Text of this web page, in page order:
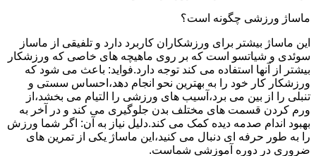
ماساژ ورزشی چگونه است؟
این ماساژ بیشتر برای ورزشکاران کاربرد دارد و تلفیقی از ماساز
سوئدی و شیاتسو است که بر روی ماهیچه های خاصی که ورزشکار
بیشتر از آنها استفاده می کند توجه دارد.فواید: باعث می شود که
ورزشکار کار خود را به بهترین نحو انجام دهد،احساس سستی و
تنبلی را از بین می برد،آسیب های ورزشی را التیام می بخشد،از
ورم کردن قسمت های مختلف بدن جلوگیری می کند و در آخر به
بهبود اندام صدمه دیده کمک می کند.دلیل نیاز به آن: اگر شما ورزش
را به طور حرفه ای دنبال می کنید،این ماساژ یکی از تمرین های
ضروری در دوره آموزشی شماست.